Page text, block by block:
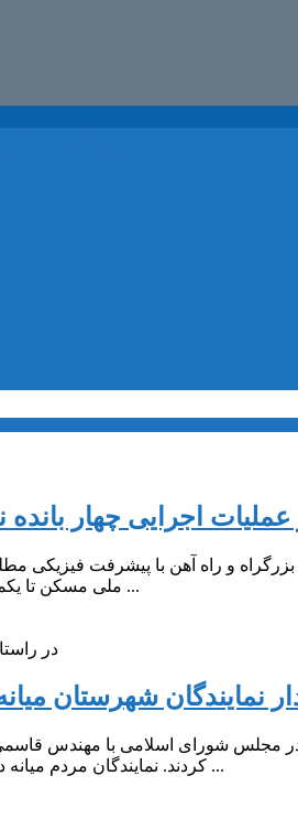
عملیات اجرایی چهار
و راه آهن با پیشرفت فیزیکی
ملی مسکن تا یکماه آتی در میانه با احداث ۵ الی ۶ هزار ...
در
نمایندگان شهرستان
کردند. نمایندگان مردم میانه در این دیدار با اشاره به این موضوع که ...